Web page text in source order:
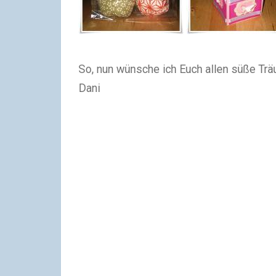
So, nun wünsche ich Euch allen süße
Dani